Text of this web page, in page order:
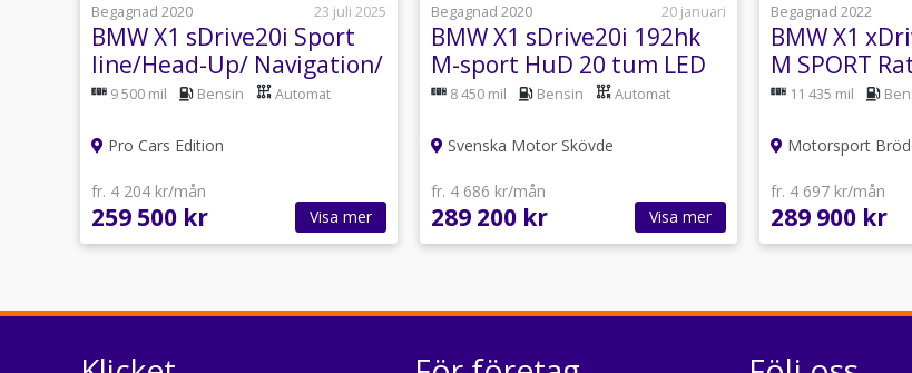
Begagnad 2020
23 juli 2025
BMW X1 sDrive20i Sport
line/Head-Up/ Navigation/
9 500 mil Bensin Automat
Pro Cars Edition
fr. 4 204 kr/mån
259 500 kr Visa mer
Begagnad 2020
20 januari
BMW X1 sDrive20i 192hk
M-sport HuD 20 tum LED
B-kamera Navi
8 450 mil Bensin Automat
Svenska Motor Skövde
fr. 4 686 kr/mån
289 200 kr Visa mer
Begagnad 2022
BMW X1
M SPORT
up Navi-Pro
11 435 mil
Motorsport
fr. 4 697 kr/mån
289 900 kr